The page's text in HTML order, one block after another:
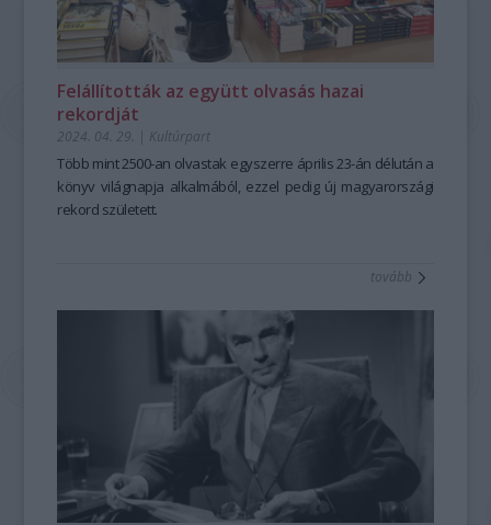
Felállították az együtt olvasás hazai
rekordját
2024. 04. 29. | Kultúrpart
Több mint 2500-an olvastak egyszerre április 23-án délután a
könyv világnapja alkalmából, ezzel pedig új magyarországi
rekord született.
tovább